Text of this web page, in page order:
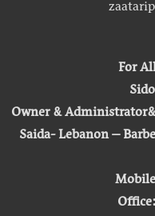
For
Owner &
Saida- Lebanon –